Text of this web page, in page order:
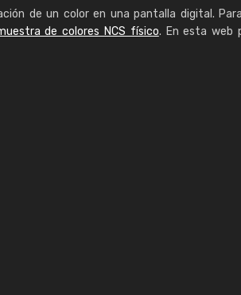
de un color en una pantalla digital.
de colores NCS físico. En esta web